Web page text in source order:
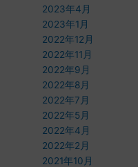
2023年4月
2023年1月
2022年12月
2022年11月
2022年9月
2022年8月
2022年7月
2022年5月
2022年4月
2022年2月
2021年10月